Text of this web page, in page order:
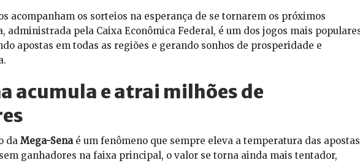
acompanham os sorteios na esperança de se tornarem os próximos
administrada pela Caixa Econômica Federal, é um dos jogos mais
apostas em todas as regiões e gerando sonhos de prosperidade e
acumula e atrai milhões de
da Mega-Senaé um fenômeno que sempre eleva a temperatura das
ganhadores na faixa principal, o valor se torna ainda mais tentador,